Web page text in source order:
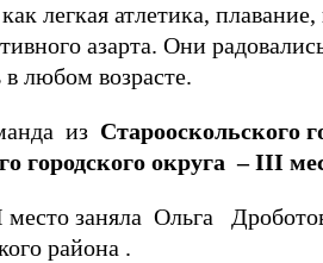
легкая атлетика, плавание,
азарта. Они
любом возрасте.
из Старооскольского
городского округа –III
заняла Ольга
района .